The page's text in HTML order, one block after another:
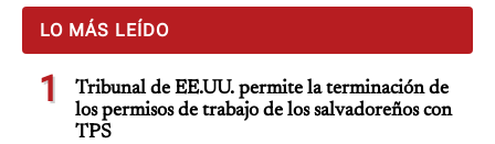
LO MÁS LEÍDO
1
Tribunal de EE.UU. permite la terminación de
los permisos de trabajo de los salvadoreños con
TPS